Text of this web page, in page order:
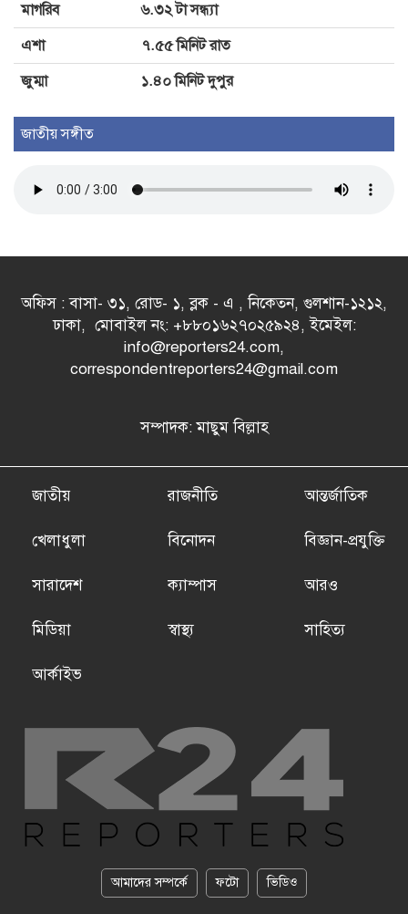
মাগরিব
৬.৩২ টা সন্ধ্যা
এশা
৭.৫৫ মিনিট রাত
জুম্মা
১.৪০ মিনিট দুপুর
জাতীয় সঙ্গীত
অফিস : বাসা- ৩১, রোড- ১, ব্লক - এ , নিকেতন, গুলশান-১২১২,
ঢাকা, মোবাইল নং: +৮৮০১৬২৭০২৫৯২৪, ইমেইল:
info@reporters24.com,
correspondentreporters24@gmail.com
সম্পাদক: মাছুম বিল্লাহ
জাতীয় রাজনীতি আন্তর্জাতিক
খেলাধুলা বিনোদন বিজ্ঞান-প্রযুক্তি
সারাদেশ ক্যাম্পাস আরও
মিডিয়া স্বাস্থ্য সাহিত্য
আর্কাইভ
আমাদের সম্পর্কে ফটো ভিডিও